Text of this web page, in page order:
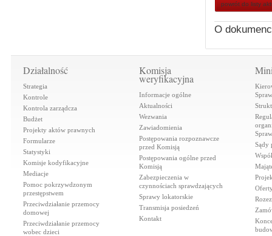
powrót do listy
O
Działalność
Strategia
Kontrole
Kontrola zarządcza
Budżet
Projekty aktów prawnych
Formularze
Statystyki
Komisje kodyfikacyjne
Mediacje
Pomoc pokrzywdzonym
przestępstwem
Przeciwdziałanie przemocy
domowej
Przeciwdziałanie przemocy
wobec dzieci
Komisja
weryfikacyjna
Informacje ogólne
Aktualności
Wezwania
Zawiadomienia
Postępowania rozpoznawcze
przed Komisją
Postępowania ogólne przed
Komisją
Zabezpieczenia w
czynnościach sprawdzających
Sprawy lokatorskie
Transmisja posiedzeń
Kontakt
Sądy